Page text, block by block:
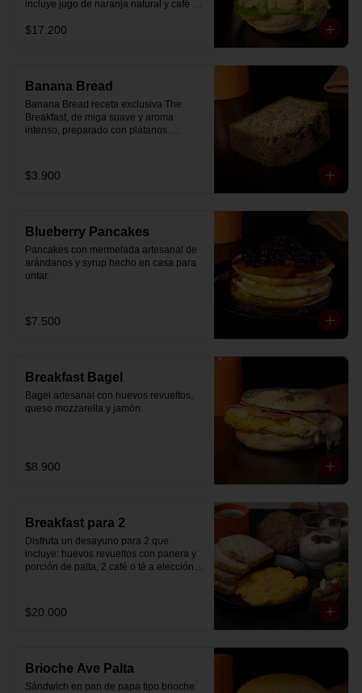
incluye jugo de naranja natural y café o
$17.200
Banana Bread
Banana Bread receta exclusiva The
Breakfast, de miga suave y aroma
intenso, preparado con plátanos
$3.900
Blueberry Pancakes
Pancakes con mermelada artesanal de
arándanos y syrup hecho en casa para
untar.
$7.500
Breakfast Bagel
Bagel artesanal con huevos revueltos,
queso mozzarella y jamón.
$8.900
Breakfast para 2
Disfruta un desayuno para 2 que
incluye: huevos revueltos con panera y
porción de palta, 2 café o té a elección, 2
hecha en casa, un mini brownie y galleta
de avena para compartir.
$20.000
Brioche Ave Palta
Sándwich en pan de papa tipo brioche